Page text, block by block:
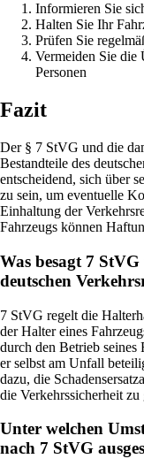
Informieren Sie
Halten Sie Ihr
Prüfen Sie
Vermeiden Sie die
Personen
Fazit
Der § 7 StVG und die
Bestandteile des
entscheidend, sich über
zu sein, um eventuelle
Einhaltung der
Fahrzeugs können
Was besagt 7
deutschen
7 StVG regelt die
der Halter eines
durch den Betrieb seines
er selbst am Unfall
dazu, die
die Verkehrssicherheit zu
Unter welchen
nach 7 StVG